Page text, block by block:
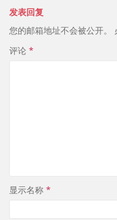
b n
发表回复
您的邮箱地址不会被公开。
评论 *
显示名称 *